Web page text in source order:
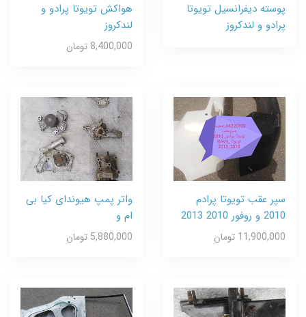
پوسته دیفرانسیل تویوتا
پرادو و لندکروز
هواکش تویوتا پرادو و
لندکروز
8,400,000 تومان
سپر عقب تویوتا پرادم
2010 و روفور 2010 2013
11,900,000 تومان
واتر پمپ هیوندای کیا بی
ام و
5,880,000 تومان